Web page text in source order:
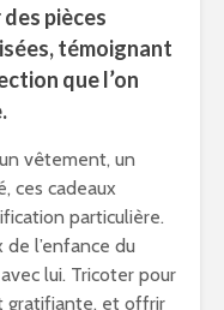
pièces
témoignant
que l’on
vêtement, un
ces cadeaux
particulière.
l’enfance du
lui. Tricoter pour
gratifiante, et offrir